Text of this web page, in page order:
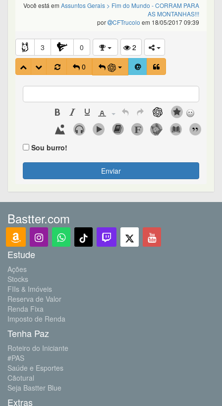
Você está em Assuntos Gerais > Fim do Mundo - CORRAM PARA
AS MONTANHAS!!!
por
CFTrucolo em 18/05/2017 09:39
3 0
2
0
Sou burro!
Enviar
Bastter.com
Estude
Ações
Stocks
FIIs & Imóveis
Reserva de Valor
Renda Fixa
Imposto de Renda
Tenha Paz
Roteiro do Iniciante
#PAS
Saúde e Esportes
Cãotural
Seja Bastter Blue
Extras